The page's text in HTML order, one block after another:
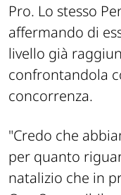
Pro. Lo stesso
affermando di
livello già
confrontandola
concorrenza.
"Credo che
per quanto
natalizio che in